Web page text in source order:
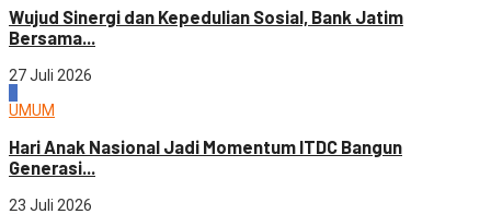
Wujud Sinergi dan Kepedulian Sosial, Bank Jatim
Bersama...
27 Juli 2026
UMUM
Hari Anak Nasional Jadi Momentum ITDC Bangun
Generasi...
23 Juli 2026